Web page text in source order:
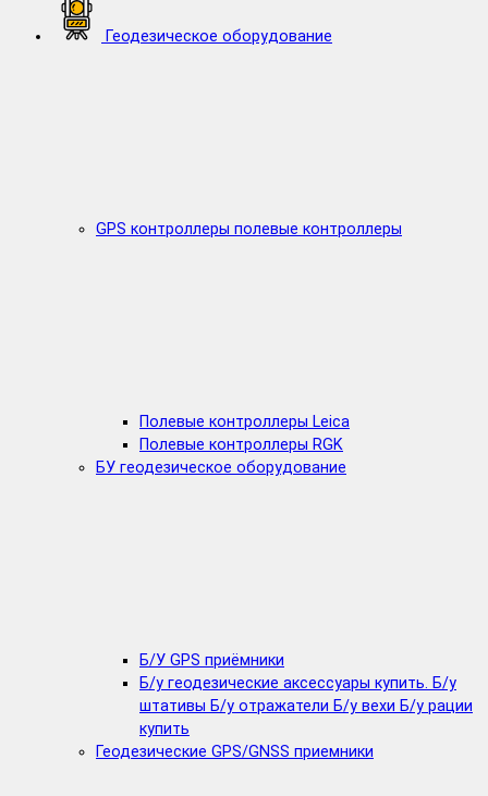
Геодезическое оборудование
GPS контроллеры полевые контроллеры
Полевые контроллеры Leica
Полевые контроллеры RGK
БУ геодезическое оборудование
Б/У GPS приёмники
Б/у геодезические аксессуары купить. Б/у
штативы Б/у отражатели Б/у вехи Б/у рации
купить
Геодезические GPS/GNSS приемники